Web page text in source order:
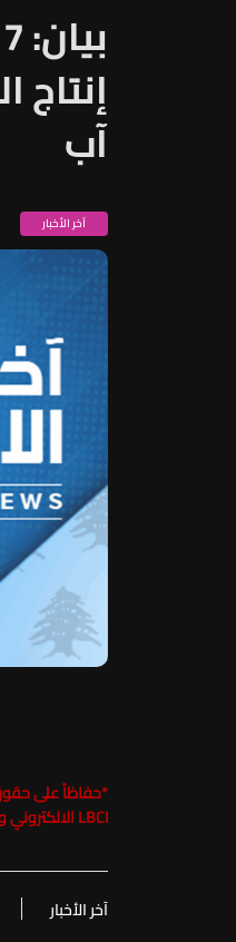
آب
آخر الأخبار
*
LBCI الالكتروني وارفاقه برابط الخبر Hyperlink تحت طائلة الملاحقة القانونية
آخر الأخبار